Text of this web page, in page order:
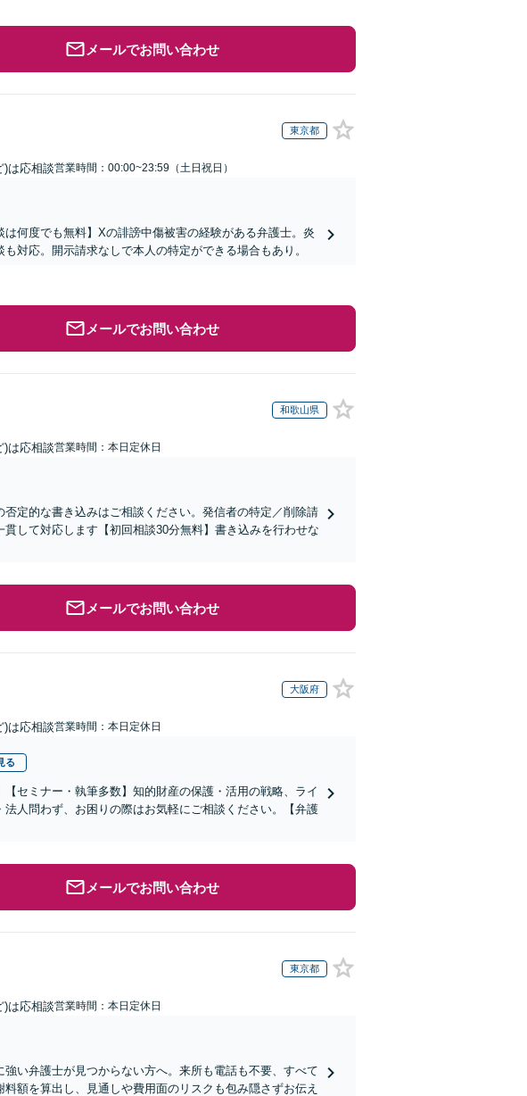
メールでお問い合わせ
東京都
)は応相談営業時間：00:00~23:59（土日祝日）
何度でも無料】Xの誹謗中傷被害の経験がある弁護士。炎
対応。開示請求なしで本人の特定ができる場合もあり。
メールでお問い合わせ
和歌山県
)は応相談営業時間：本日定休日
定的な書き込みはご相談ください。発信者の特定／削除請
して対応します【初回相談30分無料】書き込みを行わせな
メールでお問い合わせ
大阪府
)は応相談営業時間：本日定休日
る
セミナー・執筆多数】知的財産の保護・活用の戦略、ライ
人問わず、お困りの際はお気軽にご相談ください。【弁護
メールでお問い合わせ
東京都
)は応相談営業時間：本日定休日
い弁護士が見つからない方へ。来所も電話も不要、すべて
額を算出し、見通しや費用面のリスクも包み隠さずお伝え